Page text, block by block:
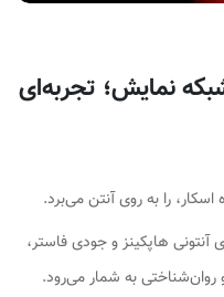
نمایش؛ تجربه‌ای
را به روی آنتن می‌برد.
آنتونی هاپکینز و جودی فاستر،
روان‌شناختی به شمار می‌رود.